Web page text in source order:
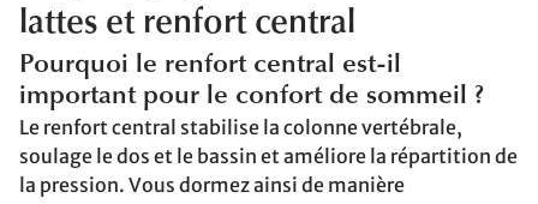
lattes et renfort central
Pourquoi le renfort central est-il
important pour le confort de sommeil ?
Le renfort central stabilise la colonne vertébrale,
soulage le dos et le bassin et améliore la répartition de
la pression. Vous dormez ainsi de manière